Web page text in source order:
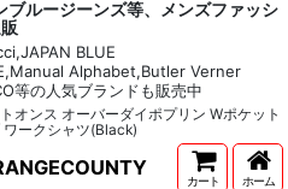
ルージーンズ等、メンズファッシ
BLUE
Alphabet,Butler Verner
等の人気ブランドも販売中
オンス オーバーダイポプリン Wポケット
ークシャツ(Black)
カート ホーム